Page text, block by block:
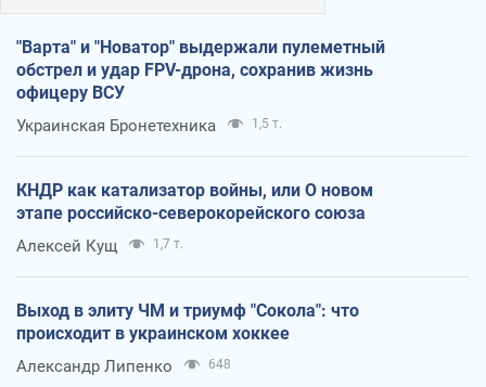
"Варта" и "Новатор" выдержали пулеметный
обстрел и удар FPV-дрона, сохранив жизнь
офицеру ВСУ
Украинская Бронетехника 1,5 т.
КНДР как катализатор войны, или О новом
этапе российско-северокорейского союза
Алексей Кущ 1,7 т.
Выход в элиту ЧМ и триумф "Сокола": что
происходит в украинском хоккее
Александр Липенко 648